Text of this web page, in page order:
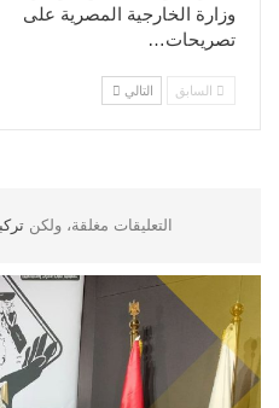
وزارة الخارجية المصرية على
تصريحات…
السابق التالي
التعليقات مغلقة، ولكن